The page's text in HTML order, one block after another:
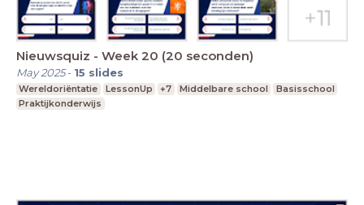
Nieuwsquiz - Week 20 (20 seconden)
May 2025- 15 slides
Wereldoriëntatie LessonUp +7 Middelbare school
Basisschool
Praktijkonderwijs